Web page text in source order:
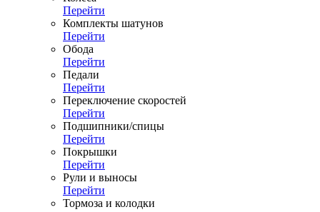
Перейти
Комплекты шатунов
Перейти
Обода
Перейти
Педали
Перейти
Переключение скоростей
Перейти
Подшипники/спицы
Перейти
Покрышки
Перейти
Рули и выносы
Перейти
Тормоза и колодки